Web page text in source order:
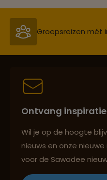
Groepsreizen mét
Persoonlijk en
Reizen met oog
Ontvang
Wil je op de hoogte
nieuws en onze
voor de Sawadee